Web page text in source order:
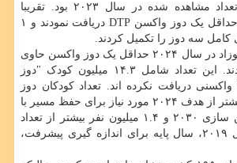
این تعداد بیشتر از تعداد مشاهده شده در سال ۲۰۲۳ بود. تقریبا
۱۷۱۰۰۰ کودک دیگر حداقل یک دوز واکسن DTP دریافت نمودند و ۱
کامل سه دوز را تکمیل کردند.
نزدیک به ۲۰ میلیون نوزاد در سال ۲۰۲۴ حداقل یک دوز واکسن حاوی
DTP را از دست دادند. این تعداد شامل ۱۴.۳ میلیون کودک "دوز
دریافت نکرده اند. تعداد کودکان دوز
صفر، ۴ میلیون نفر بیشتر از هدف ۲۰۲۴ مورد نیاز برای حفظ مسیر با
هدف دستور کار ایمن سازی ۲۰۳۰ و ۱.۴ میلیون نفر بیشتر از تعداد
مشاهده شده در سال ۲۰۱۹، سال پایه برای اندازه گیری پیشرفت،